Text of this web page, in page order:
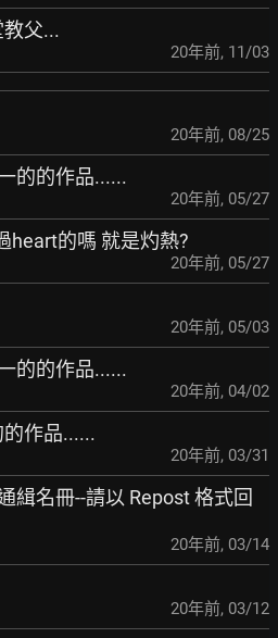
父...
20年前, 11/03
20年前, 08/25
的的作品......
20年前, 05/27
heart的嗎 就是灼熱?
20年前, 05/27
20年前, 05/03
的的作品......
20年前, 04/02
作品......
20年前, 03/31
緝名冊--請以 Repost 格式回
20年前, 03/14
20年前, 03/12